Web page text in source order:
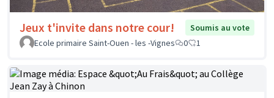
Jeux t'invite dans notre cour!
Soumis au vote
Ecole primaire Saint-Ouen - les -Vignes
0 1